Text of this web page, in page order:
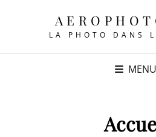
LA PHOTO DANS
MENU